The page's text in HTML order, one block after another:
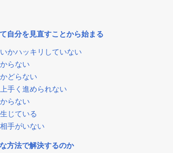
自分を見直すことから始まる
かハッキリしていない
らない
どらない
手く進められない
らない
じている
手がいない
方法で解決するのか